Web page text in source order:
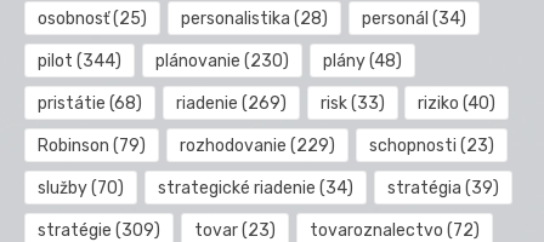
osobnosť(25) personalistika (28) personál (34)
pilot (344) plánovanie (230) plány(48)
pristátie (68) riadenie (269) risk(33) riziko (40)
Robinson (79) rozhodovanie (229) schopnosti (23)
služby(70) strategické riadenie (34) stratégia (39)
stratégie (309) tovar(23) tovaroznalectvo (72)